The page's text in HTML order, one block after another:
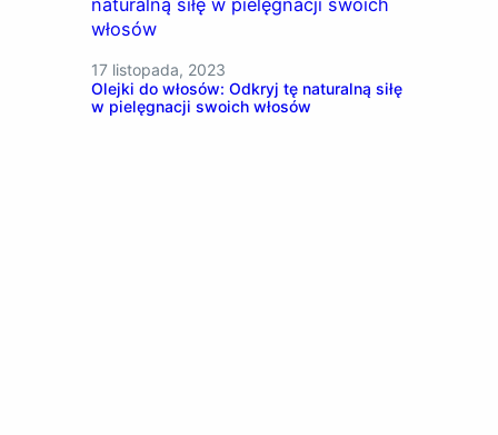
17 listopada, 2023
Olejki do włosów: Odkryj tę naturalną siłę
w pielęgnacji swoich włosów